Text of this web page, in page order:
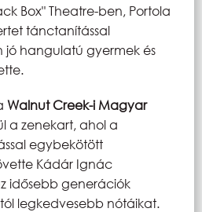
Box" Theatre-ben, Portola
tánctanítással
hangulatú gyermek és
Walnut Creek-i Magyar
a zenekart, ahol a
egybekötött
Kádár Ignác
idősebb generációk
legkedvesebb nótáikat.